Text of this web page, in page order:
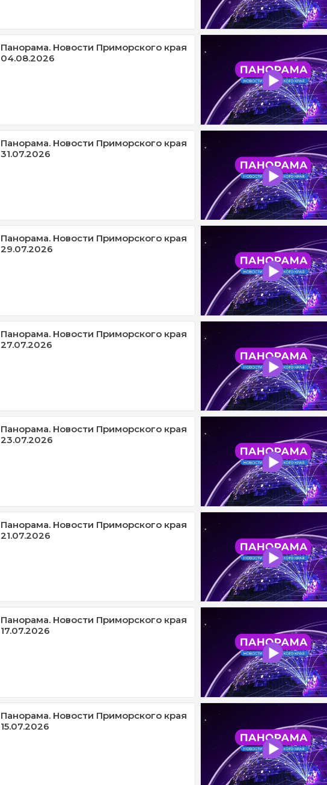
Панорама. Новости Приморского края
04.08.2026
Панорама. Новости Приморского края
31.07.2026
Панорама. Новости Приморского края
29.07.2026
Панорама. Новости Приморского края
27.07.2026
Панорама. Новости Приморского края
23.07.2026
Панорама. Новости Приморского края
21.07.2026
Панорама. Новости Приморского края
17.07.2026
Панорама. Новости Приморского края
15.07.2026